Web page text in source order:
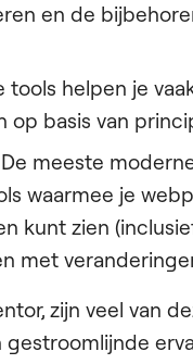
en de
tools helpen je
op basis van
De meeste
waarmee je
kunt zien
met
zijn veel van